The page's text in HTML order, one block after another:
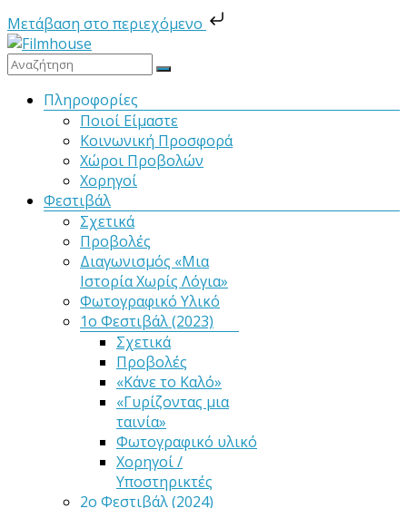
Μετάβαση στο περιεχόμενο
Μετάβαση
στο
Filmhouse
Κινηματογραφική
Καλαμάτας
ΜενούΠληροφορίες
Ποιοί Είμαστε
Κοινωνική Προσφορά
Χώροι Προβολών
Χορηγοί
Φεστιβάλ
Σχετικά
Προβολές
Διαγωνισμός «Μια
Ιστορία Χωρίς Λόγια»
Φωτογραφικό Υλικό
1ο Φεστιβάλ (2023)
Σχετικά
Προβολές
«Κάνε το Καλό»
«Γυρίζοντας μια
ταινία»
Φωτογραφικό υλικό
Χορηγοί /
Υποστηρικτές
2ο Φεστιβάλ (2024)